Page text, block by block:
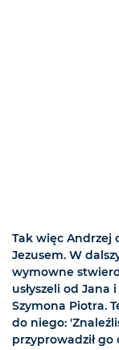
Tak więc Andrzej
Jezusem. W
wymowne
usłyszeli od Jana
Szymona Piotra.
do niego:
przyprowadził go